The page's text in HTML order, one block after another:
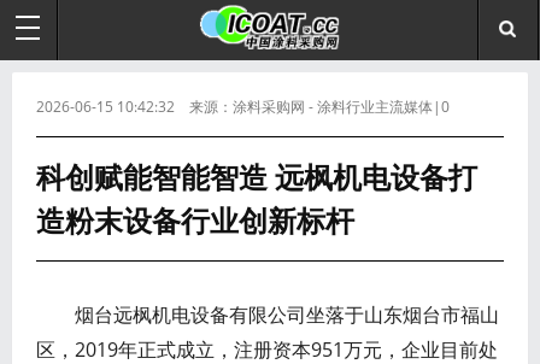
2026-06-15 10:42:32 来源：涂料采购网 - 涂料行业主流媒体|0
科创赋能智能智造 远枫机电设备打
造粉末设备行业创新标杆
烟台远枫机电设备有限公司坐落于山东烟台市福山
区，2019年正式成立，注册资本951万元，企业目前处